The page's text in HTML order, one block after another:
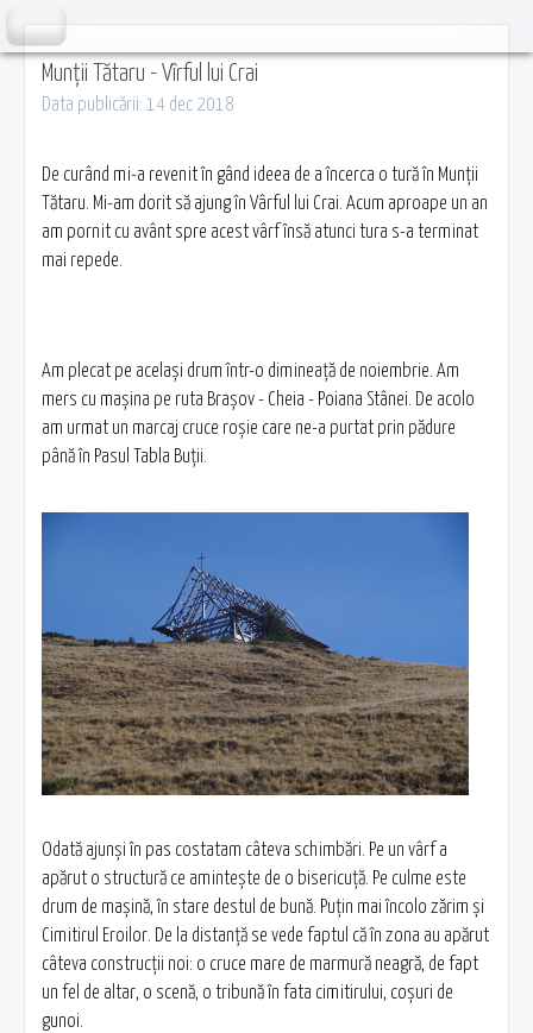
Munții Tătaru - Vîrful lui Crai
Data publicării: 14 dec 2018
De curând mi-a revenit în gând ideea de a încerca o tură în Munţii
Tătaru. Mi-am dorit să ajung în Vârful lui Crai. Acum aproape un an
am pornit cu avânt spre acest vârf însă atunci tura s-a terminat
mai repede.
Am plecat pe acelaşi drum într-o dimineaţă de noiembrie. Am
mers cu maşina pe ruta Braşov - Cheia - Poiana Stânei. De acolo
am urmat un marcaj cruce roşie care ne-a purtat prin pădure
până în Pasul Tabla Buții.
Odată ajunşi în pas costatam câteva schimbări. Pe un vârf a
apărut o structură ce aminteşte de o bisericuţă. Pe culme este
drum de maşină, în stare destul de bună. Puţin mai încolo zărim şi
Cimitirul Eroilor. De la distanţă se vede faptul că în zona au apărut
câteva construcţii noi: o cruce mare de marmură neagră, de fapt
un fel de altar, o scenă, o tribună în fata cimitirului, coşuri de
gunoi.